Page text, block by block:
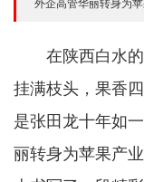
外企高管华丽转身为
在陕西白水
挂满枝头，果香
是张田龙十年如
丽转身为苹果产